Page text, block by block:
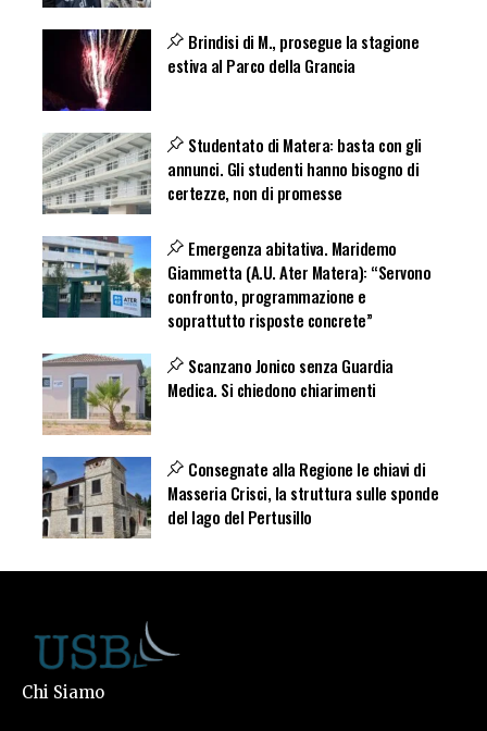
Brindisi di M., prosegue la stagione
estiva al Parco della Grancia
Studentato di Matera: basta con gli
annunci. Gli studenti hanno bisogno di
certezze, non di promesse
Emergenza abitativa. Maridemo
Giammetta (A.U. Ater Matera): “Servono
confronto, programmazione e
soprattutto risposte concrete”
Scanzano Jonico senza Guardia
Medica. Si chiedono chiarimenti
Consegnate alla Regione le chiavi di
Masseria Crisci, la struttura sulle sponde
del lago del Pertusillo
Chi Siamo